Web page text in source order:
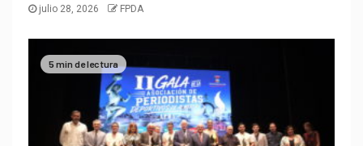
julio 28, 2026 FPDA
5 min de lectura